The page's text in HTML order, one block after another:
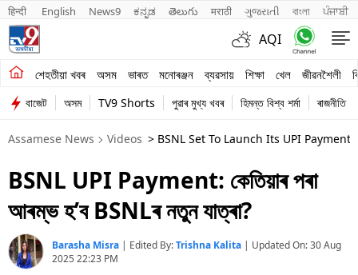
हिन्दी English News9 ಕನ್ನಡ తెలుగు मराठी ગુજરાતી বাংলা ਪੰਜਾਬੀ
AQI
শেহতীয়া খবৰ অসম ভাৰত মনোৰঞ্জন ব্যৱসায় শিক্ষা খেল জীৱনশৈলী
শেহতীয়া খবৰ
অসম
ভাৰত
মনোৰঞ্জন
ব্যৱসায়
শিক্ষা
বাজেট অসম TV9 Shorts পুৱাৰ মুখ্য খবৰ হিমন্ত বিশ্ব শৰ্মা ৰাজনীতি
Assamese News Videos > BSNL Set To Launch Its UPI Payment
BSNL UPI Payment: কেতিয়াৰ পৰা
আৰম্ভ হ’ব BSNLৰ নতুন যাত্ৰা?
Barasha Misra | Edited By:Trishna Kalita | Updated On:30 Aug
2025 22:23 PM